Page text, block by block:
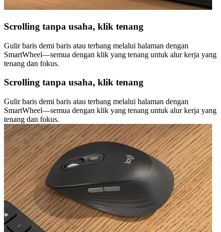
Scrolling tanpa usaha, klik tenang
Gulir baris demi baris atau terbang melalui halaman dengan
SmartWheel—semua dengan klik yang tenang untuk alur kerja yang
tenang dan fokus.
Scrolling tanpa usaha, klik tenang
Gulir baris demi baris atau terbang melalui halaman dengan
SmartWheel—semua dengan klik yang tenang untuk alur kerja yang
tenang dan fokus.